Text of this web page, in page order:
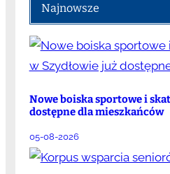
Najnowsze
Nowe boiska sportowe i
dostępne dla mieszkańców
05-08-2026